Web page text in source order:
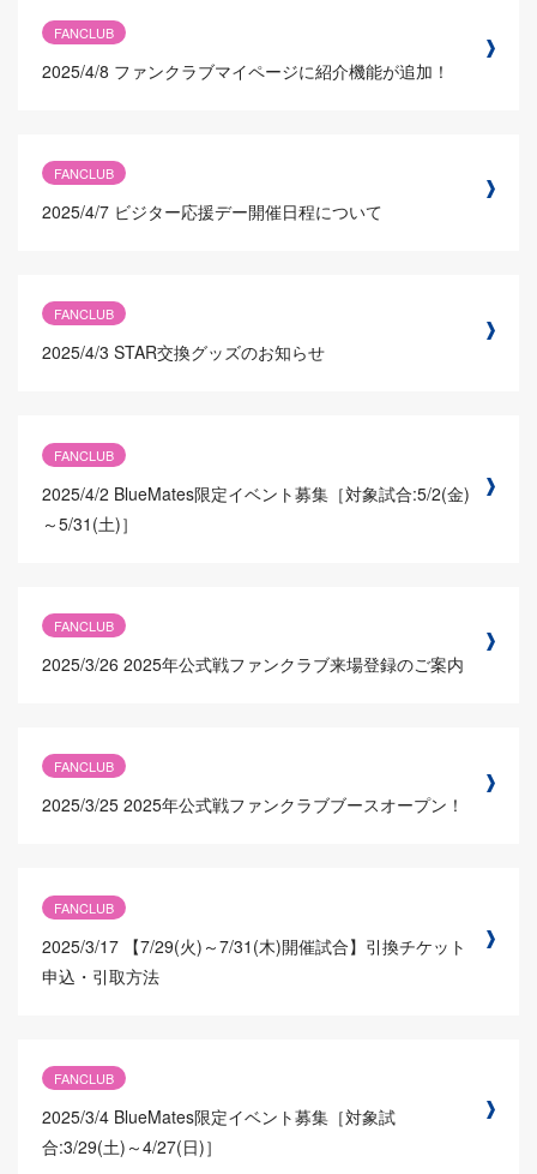
FANCLUB
2025/4/8 ファンクラブマイページに紹介機能が追加！
FANCLUB
2025/4/7 ビジター応援デー開催日程について
FANCLUB
2025/4/3 STAR交換グッズのお知らせ
FANCLUB
2025/4/2 BlueMates限定イベント募集［対象試合:5/2(金)
～5/31(土)］
FANCLUB
2025/3/26 2025年公式戦ファンクラブ来場登録のご案内
FANCLUB
2025/3/25 2025年公式戦ファンクラブブースオープン！
FANCLUB
2025/3/17 【7/29(火)～7/31(木)開催試合】引換チケット
申込・引取方法
FANCLUB
2025/3/4 BlueMates限定イベント募集［対象試
合:3/29(土)～4/27(日)］